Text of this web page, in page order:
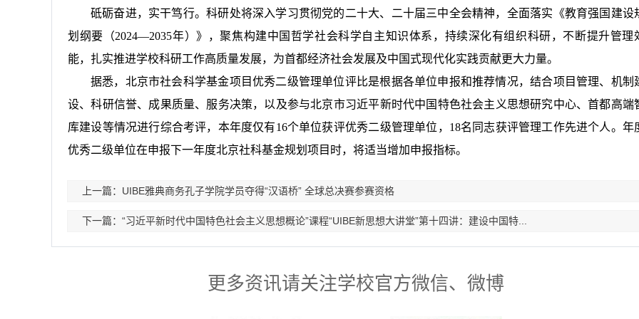
砥砺奋进，实干笃行。科研处将深入学习贯彻党的二十大、二十届三中全会精神，全面落实《教育强国建设
划纲要（2024—2035年）》，聚焦构建中国哲学社会科学自主知识体系，持续深化有组织科研，不断提升管理
能，扎实推进学校科研工作高质量发展，为首都经济社会发展及中国式现代化实践贡献更大力量。
据悉，北京市社会科学基金项目优秀二级管理单位评比是根据各单位申报和推荐情况，结合项目管理、机制
设、科研信誉、成果质量、服务决策，以及参与北京市习近平新时代中国特色社会主义思想研究中心、首都高端
库建设等情况进行综合考评，本年度仅有16个单位获评优秀二级管理单位，18名同志获评管理工作先进个人。年
优秀二级单位在申报下一年度北京社科基金规划项目时，将适当增加申报指标。
上一篇：UIBE雅典商务孔子学院学员夺得“汉语桥” 全球总决赛参赛资格
下一篇：“习近平新时代中国特色社会主义思想概论”课程“UIBE新思想大讲堂”第十四讲：建设中国特...
更多资讯请关注学校官方微信、微博